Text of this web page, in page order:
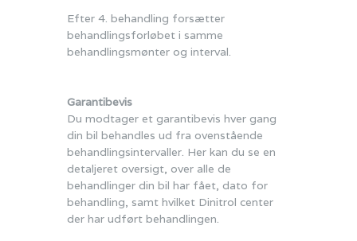
Efter 4. behandling forsætter
behandlingsforløbet i samme
behandlingsmønter og interval.
Garantibevis
Du modtager et garantibevis hver gang
din bil behandles ud fra ovenstående
behandlingsintervaller. Her kan du se en
detaljeret oversigt, over alle de
behandlinger din bil har fået, dato for
behandling, samt hvilket Dinitrol center
der har udført behandlingen.